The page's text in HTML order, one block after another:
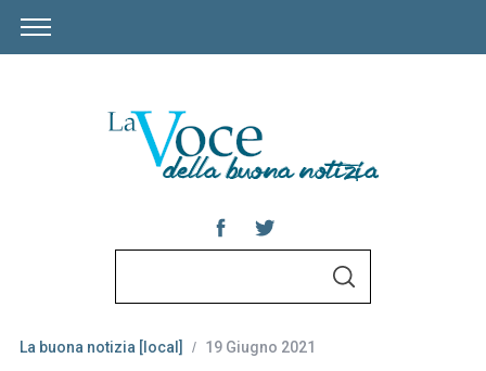
r
S
La buona notizia [local] 19 Giugno 2021